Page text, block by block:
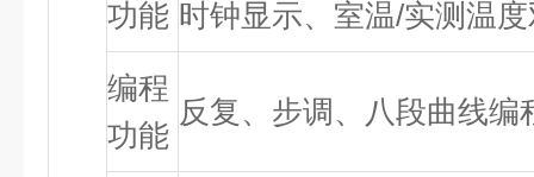
功能 时钟显示、室温/实测温
编程
功能
反复、步调、八段曲线编